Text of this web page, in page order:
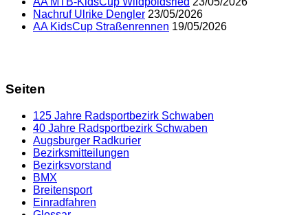
Nachruf Ulrike Dengler 23/05/2026
AA KidsCup Straßenrennen 19/05/2026
Seiten
125 Jahre Radsportbezirk Schwaben
40 Jahre Radsportbezirk Schwaben
Augsburger Radkurier
Bezirksmitteilungen
Bezirksvorstand
BMX
Breitensport
Einradfahren